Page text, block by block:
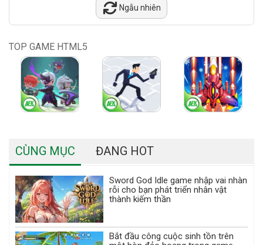
Ngẫu nhiên
TOP GAME HTML5
CÙNG MỤC ĐANG HOT
Sword God Idle game nhập vai nhàn
rỗi cho bạn phát triển nhân vật
thành kiếm thần
Bắt đầu công cuộc sinh tồn trên